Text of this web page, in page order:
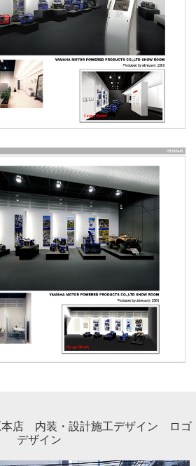
本店 内装・設計施工デザイン ロゴ
デザイン